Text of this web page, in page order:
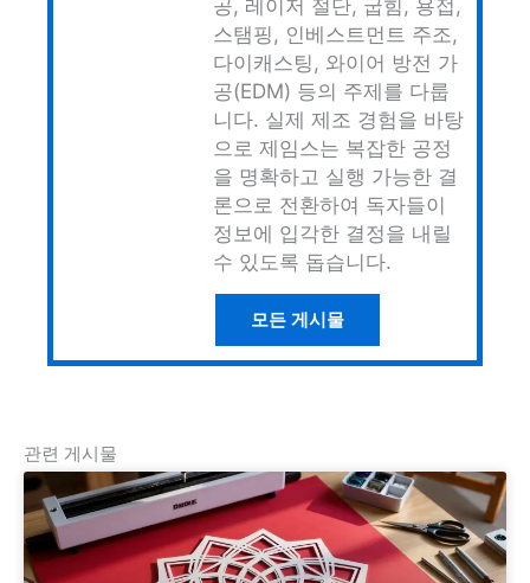
공, 레이저 절단, 굽힘, 용접,
스탬핑, 인베스트먼트 주조,
다이캐스팅, 와이어 방전 가
공(EDM) 등의 주제를 다룹
니다. 실제 제조 경험을 바탕
으로 제임스는 복잡한 공정
을 명확하고 실행 가능한 결
론으로 전환하여 독자들이
정보에 입각한 결정을 내릴
수 있도록 돕습니다.
모든 게시물
관련 게시물